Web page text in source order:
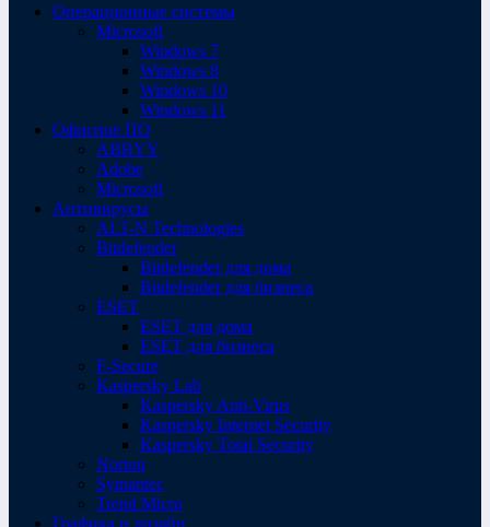
Операционные системы
Microsoft
Windows 7
Windows 8
Windows 10
Windows 11
Офисное ПО
ABBYY
Adobe
Microsoft
Антивирусы
ALT-N Technologies
Bitdefender
Bitdefender для дома
Bitdefender для бизнеса
ESET
ESET для дома
ESET для бизнеса
F-Secure
Kaspersky Lab
Kaspersky Anti-Virus
Kaspersky Internet Security
Kaspersky Total Security
Norton
Symantec
Trend Micro
Графика и дизайн